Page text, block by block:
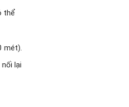
thể
mét).
lại